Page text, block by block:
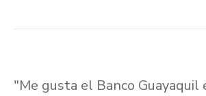
"Me gusta el Banco Guayaquil